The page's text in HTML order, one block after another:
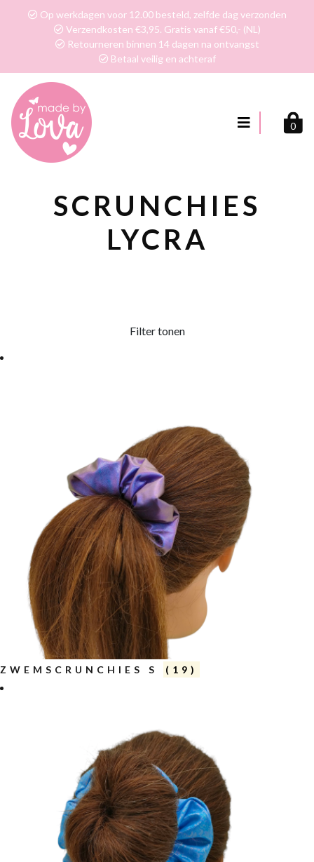
Op werkdagen voor 12.00 besteld, zelfde dag verzonden
Verzendkosten €3,95. Gratis vanaf €50,- (NL)
Retourneren binnen 14 dagen na ontvangst
Betaal veilig en achteraf
0
SCRUNCHIES
LYCRA
Filter tonen
ZWEMSCRUNCHIES S (19)